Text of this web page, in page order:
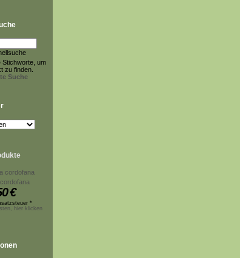
Stichworte, um
zu finden.
Suche
€
*
hier klicken